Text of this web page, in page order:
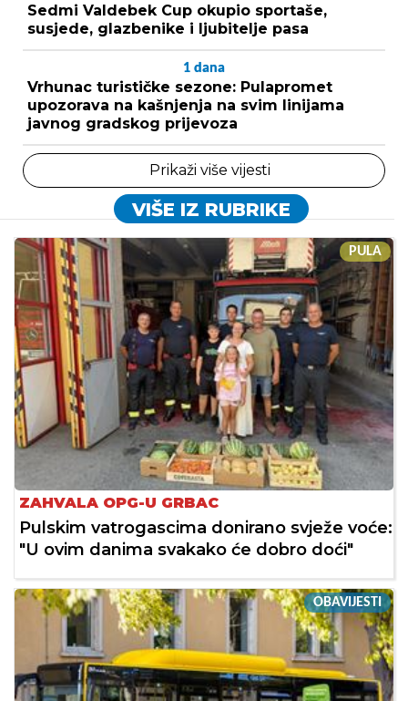
Sedmi Valdebek Cup okupio sportaše,
susjede, glazbenike i ljubitelje pasa
1 dana
Vrhunac turističke sezone: Pulapromet
upozorava na kašnjenja na svim linijama
javnog gradskog prijevoza
Prikaži više vijesti
VIŠE IZ RUBRIKE
PULA
ZAHVALA OPG-U GRBAC
Pulskim vatrogascima donirano svježe voće:
"U ovim danima svakako će dobro doći"
OBAVIJESTI